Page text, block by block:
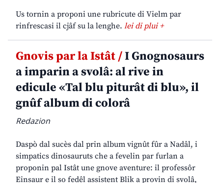
Us tornin a proponi une rubricute di Vielm par
rinfrescasi il cjâf su la lenghe. lei di plui +
Gnovis par la Istât /I Gnognosaurs
a imparin a svolâ: al rive in
edicule «Tal blu piturât di blu», il
gnûf album di colorâ
Redazion
Daspò dal sucès dal prin album vignût fûr a Nadâl, i
simpatics dinosauruts che a fevelin par furlan a
proponin pal Istât une gnove aventure: il professôr
Einsaur e il so fedêl assistent Blik a provin di svolâ,